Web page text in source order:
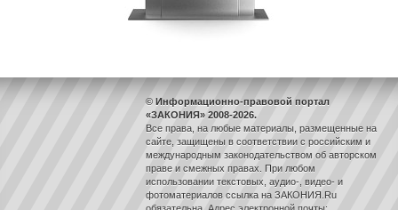
© Информационно-правовой портал
«ЗАКОНИЯ» 2008-2026.
Все права, на любые материалы, размещенные на
сайте, защищены в соответствии с российским и
международным законодательством об авторском
праве и смежных правах. При любом
использовании текстовых, аудио-, видео- и
фотоматериалов ссылка на ЗАКОНИЯ.Ru